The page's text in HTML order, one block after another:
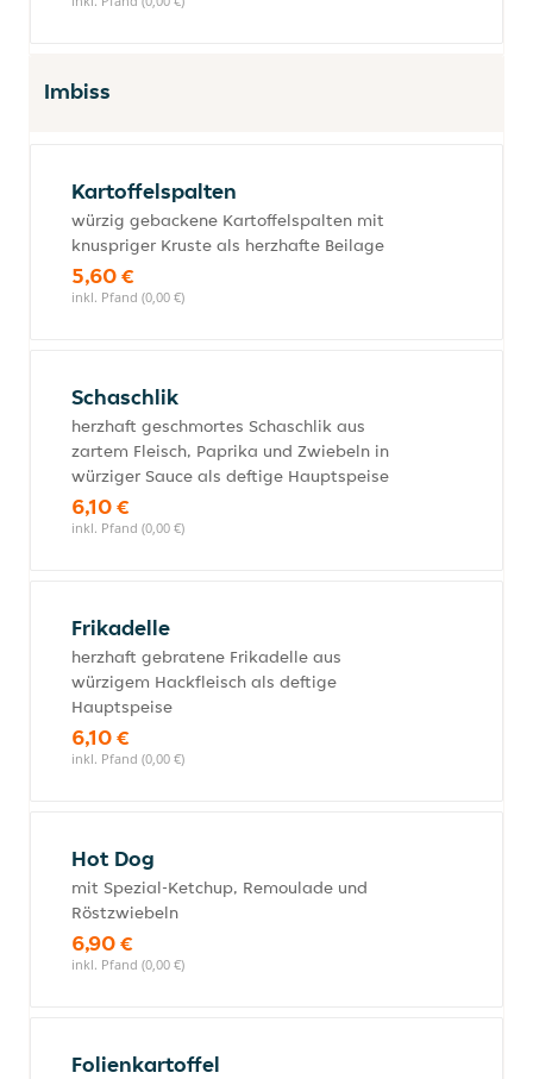
Imbiss
Kartoffelspalten
würzig gebackene Kartoffelspalten mit
knuspriger Kruste als herzhafte Beilage
5,60 €
inkl. Pfand (0,00 €)
Schaschlik
herzhaft geschmortes Schaschlik aus
zartem Fleisch, Paprika und Zwiebeln in
würziger Sauce als deftige Hauptspeise
6,10 €
inkl. Pfand (0,00 €)
Frikadelle
herzhaft gebratene Frikadelle aus
würzigem Hackfleisch als deftige
Hauptspeise
6,10 €
inkl. Pfand (0,00 €)
Hot Dog
mit Spezial-Ketchup, Remoulade und
Röstzwiebeln
6,90 €
inkl. Pfand (0,00 €)
Folienkartoffel